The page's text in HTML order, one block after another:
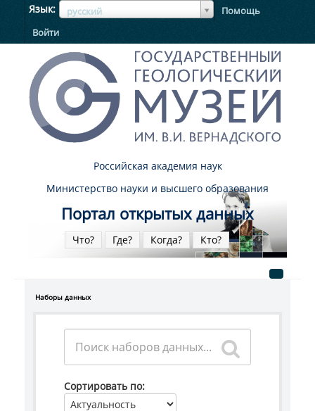
Язык русский
ЯзыкЯзык
Помощь
Войти
Российская академия наук
Министерство науки и высшего образования
Портал открытых данных
Что? Где? Когда? Кто?
Наборы данных
Сортировать по